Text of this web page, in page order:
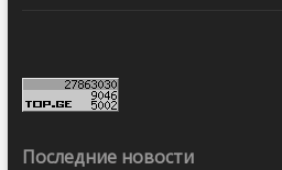
Последние новости